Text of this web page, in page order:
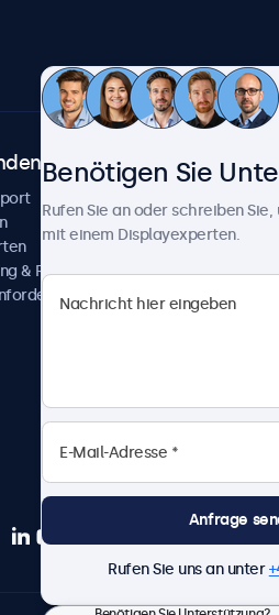
& Reparatur
Über
Neuigkeiten
Über uns
Karriere
Benötigen Sie
Rufen Sie an oder schreiben
mit einem Displayexperten.
Anfrage
Rufen Sie uns an unter